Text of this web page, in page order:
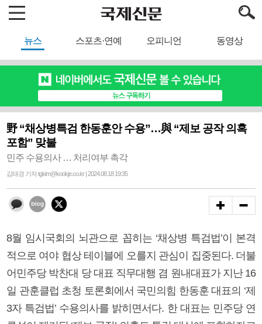
뉴스 스포츠·연예 오피니언 동영상
野 “채상병특검 한동훈안 수용”…與 “제보 공작 의혹
포함” 맞불
민주 수용의사 … 처리여부 촉각
김태경 기자 tgkim@kookje.co.kr | 2024.08.18 19:35
8월 임시국회의 뇌관으로 꼽히는 ‘채상병 특검법’이 본격
적으로 여야 협상 테이블에 오를지 관심이 집중된다. 더불
어민주당 박찬대 당 대표 직무대행 겸 원내대표가 지난 16
일 관훈클럽 초청 토론회에서 국민의힘 한동훈 대표의 ‘제
3자 특검법’ 수용의사를 밝히면서다. 한 대표는 민주당 연